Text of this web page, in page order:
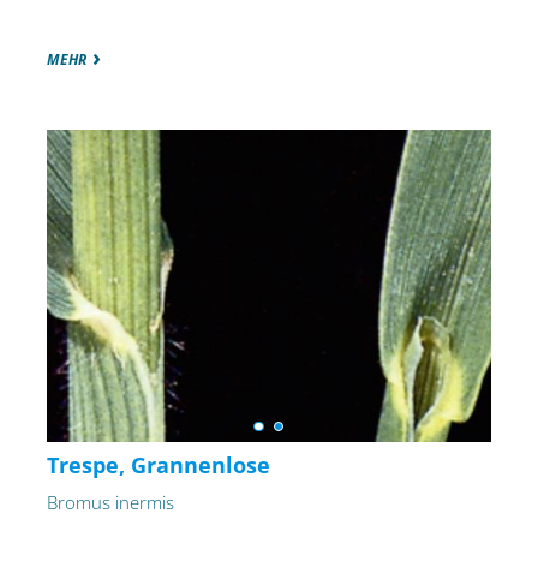
MEHR
Trespe, Grannenlose
Bromus inermis